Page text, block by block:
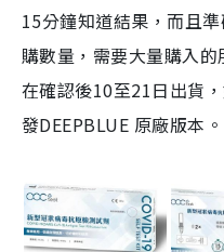
15分鐘知道結果，而且
購數量，需要大量購入
在確認後10至21日出貨
發DEEPBLUE 原廠版本。